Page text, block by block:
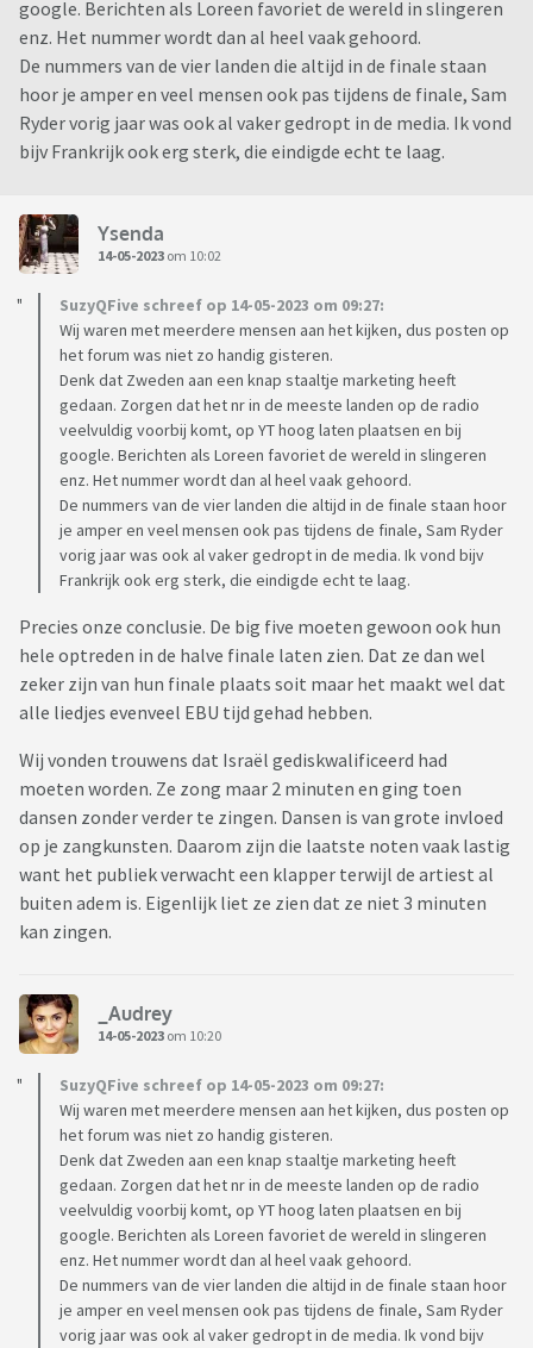
google. Berichten als Loreen favoriet de wereld in slingeren
enz. Het nummer wordt dan al heel vaak gehoord.
De nummers van de vier landen die altijd in de finale staan
hoor je amper en veel mensen ook pas tijdens de finale, Sam
Ryder vorig jaar was ook al vaker gedropt in de media. Ik vond
bijv Frankrijk ook erg sterk, die eindigde echt te laag.
Ysenda
14-05-2023 om 10:02
SuzyQFive schreef op 14-05-2023 om 09:27:
Wij waren met meerdere mensen aan het kijken, dus posten op
het forum was niet zo handig gisteren.
Denk dat Zweden aan een knap staaltje marketing heeft
gedaan. Zorgen dat het nr in de meeste landen op de radio
veelvuldig voorbij komt, op YT hoog laten plaatsen en bij
google. Berichten als Loreen favoriet de wereld in slingeren
enz. Het nummer wordt dan al heel vaak gehoord.
De nummers van de vier landen die altijd in de finale staan hoor
je amper en veel mensen ook pas tijdens de finale, Sam Ryder
vorig jaar was ook al vaker gedropt in de media. Ik vond bijv
Frankrijk ook erg sterk, die eindigde echt te laag.
Precies onze conclusie. De big five moeten gewoon ook hun
hele optreden in de halve finale laten zien. Dat ze dan wel
zeker zijn van hun finale plaats soit maar het maakt wel dat
alle liedjes evenveel EBU tijd gehad hebben.
Wij vonden trouwens dat Israël gediskwalificeerd had
moeten worden. Ze zong maar 2 minuten en ging toen
dansen zonder verder te zingen. Dansen is van grote invloed
op je zangkunsten. Daarom zijn die laatste noten vaak lastig
want het publiek verwacht een klapper terwijl de artiest al
buiten adem is. Eigenlijk liet ze zien dat ze niet 3 minuten
kan zingen.
_Audrey
14-05-2023 om 10:20
SuzyQFive schreef op 14-05-2023 om 09:27:
Wij waren met meerdere mensen aan het kijken, dus posten op
het forum was niet zo handig gisteren.
Denk dat Zweden aan een knap staaltje marketing heeft
gedaan. Zorgen dat het nr in de meeste landen op de radio
veelvuldig voorbij komt, op YT hoog laten plaatsen en bij
google. Berichten als Loreen favoriet de wereld in slingeren
enz. Het nummer wordt dan al heel vaak gehoord.
De nummers van de vier landen die altijd in de finale staan hoor
je amper en veel mensen ook pas tijdens de finale, Sam Ryder
vorig jaar was ook al vaker gedropt in de media. Ik vond bijv